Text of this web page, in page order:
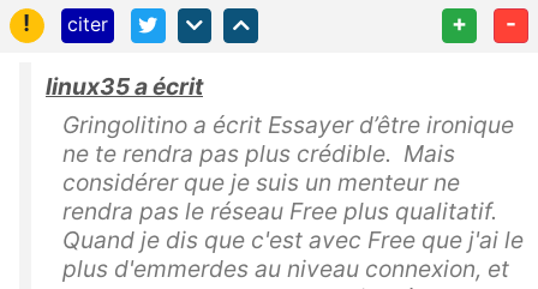
!
citer + -
linux35 a écrit
Gringolitino a écrit Essayer d’être ironique
ne te rendra pas plus crédible. Mais
considérer que je suis un menteur ne
rendra pas le réseau Free plus qualitatif.
Quand je dis que c'est avec Free que j'ai le
plus d'emmerdes au niveau connexion, et